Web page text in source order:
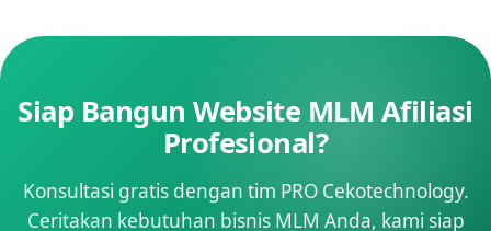
Siap Bangun Website MLM Afiliasi
Profesional?
Konsultasi gratis dengan tim PRO Cekotechnology.
Ceritakan kebutuhan bisnis MLM Anda, kami siap